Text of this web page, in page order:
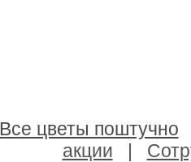
Все цветы поштучно
акции |